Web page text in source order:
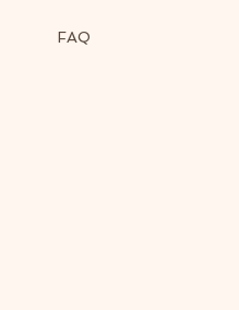
FAQ